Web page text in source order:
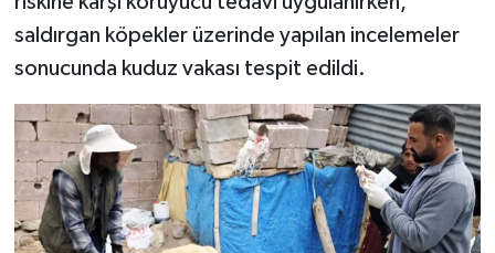
saldırgan köpekler üzerinde yapılan incelemeler
sonucunda kuduz vakası tespit edildi.